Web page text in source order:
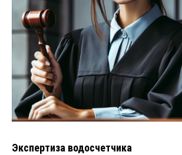
Экспертиза водосчетчика